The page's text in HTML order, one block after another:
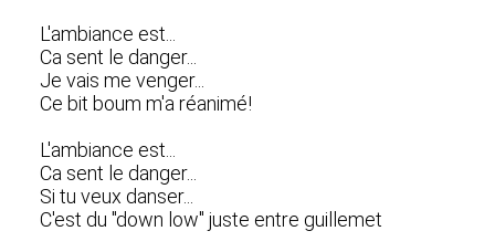
L'ambiance est...
Ca sent le danger...
Je vais me venger...
Ce bit boum m'a réanimé!
L'ambiance est...
Ca sent le danger...
Si tu veux danser...
C'est du "down low" juste entre guillemet